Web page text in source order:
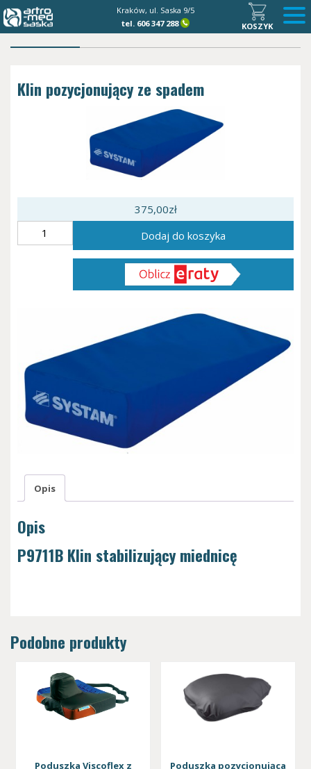
Kraków, ul. Saska 9/5
tel. 606 347 288 KOSZYK
Klin pozycjonujący ze spadem
375,00zł
Klin
pozycjonujący
Dodaj do koszyka
Opis
Opis
P9711B Klin stabilizujący miednicę
Podobne produkty
Poduszka Viscoflex z
Poduszka pozycionująca